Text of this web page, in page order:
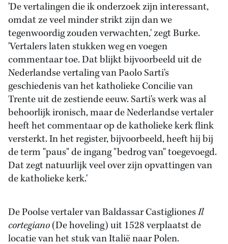
'De vertalingen die ik onderzoek zijn interessant,
omdat ze veel minder strikt zijn dan we
tegenwoordig zouden verwachten,' zegt Burke.
'Vertalers laten stukken weg en voegen
commentaar toe. Dat blijkt bijvoorbeeld uit de
Nederlandse vertaling van Paolo Sarti's
geschiedenis van het katholieke Concilie van
Trente uit de zestiende eeuw. Sarti's werk was al
behoorlijk ironisch, maar de Nederlandse vertaler
heeft het commentaar op de katholieke kerk flink
versterkt. In het register, bijvoorbeeld, heeft hij bij
de term "paus" de ingang "bedrog van" toegevoegd.
Dat zegt natuurlijk veel over zijn opvattingen van
de katholieke kerk.'
De Poolse vertaler van Baldassar CastiglionesIl
cortegiano(De hoveling) uit 1528 verplaatst de
locatie van het stuk van Italië naar Polen.